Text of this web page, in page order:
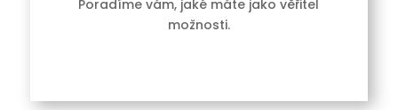
Poradíme vám, jaké máte jako věřitel
možnosti.